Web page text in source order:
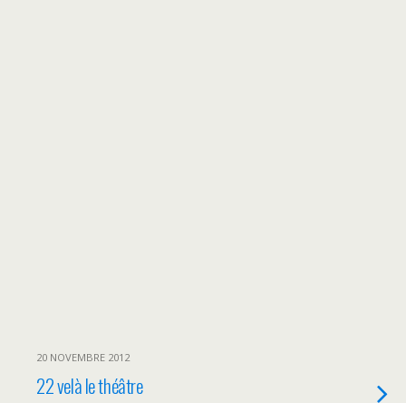
20 NOVEMBRE 2012
22 velà le théâtre